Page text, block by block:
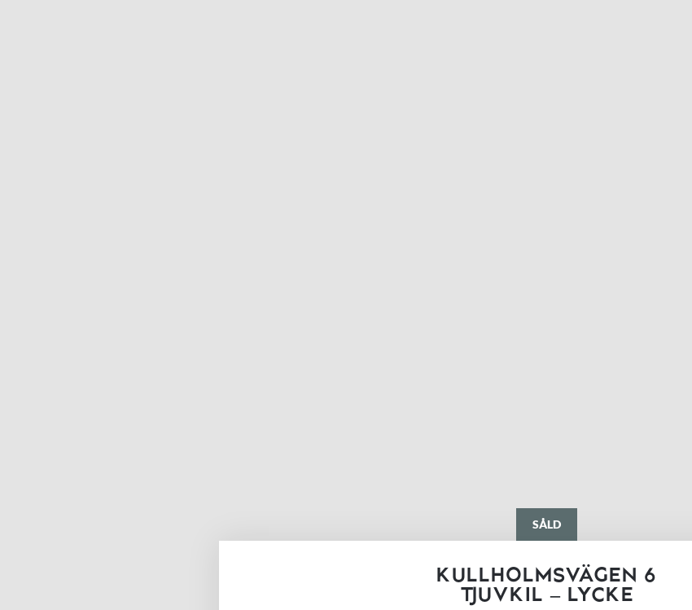
SÅLD
KULLHOLMSVÄGEN 6
TJUVKIL – LYCKE